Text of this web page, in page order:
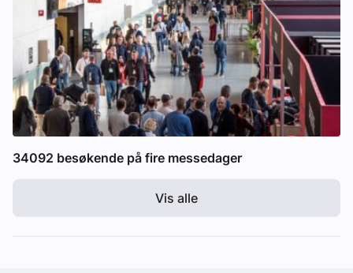
34092 besøkende på fire messedager
Vis alle